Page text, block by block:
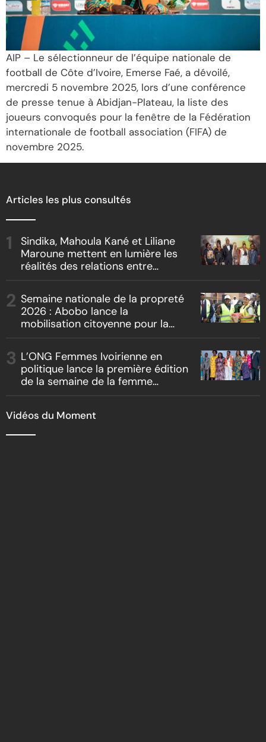
AIP – Le sélectionneur de l’équipe nationale de
football de Côte d’Ivoire, Emerse Faé, a dévoilé,
mercredi 5 novembre 2025, lors d’une conférence
de presse tenue à Abidjan-Plateau, la liste des
joueurs convoqués pour la fenêtre de la Fédération
internationale de football association (FIFA) de
novembre 2025.
Articles les plus consultés
Sindika, Mahoula Kané et Liliane
Maroune mettent en lumière les
réalités des relations entre
Semaine nationale de la propreté
2026 : Abobo lance la
mobilisation citoyenne pour la
L’ONG Femmes Ivoirienne en
politique lance la première édition
de la semaine de la femme
Vidéos du Moment